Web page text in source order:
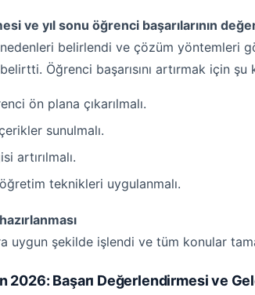
ve yıl sonu öğrenci başarılarının
nedenleri belirlendi ve çözüm yöntemleri
Öğrenci başarısını artırmak için şu
ön plana çıkarılmalı.
sunulmalı.
artırılmalı.
teknikleri uygulanmalı.
uygun şekilde işlendi ve tüm konular
2026: Başarı Değerlendirmesi ve